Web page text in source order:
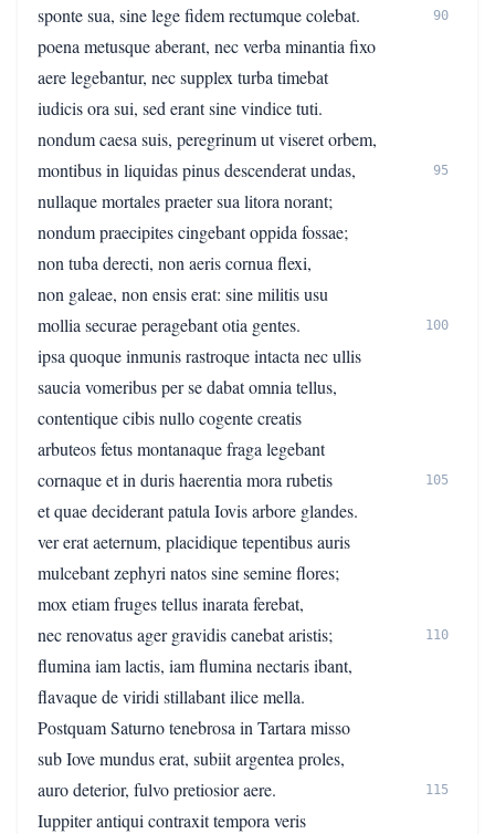
sponte sua, sine lege fidem rectumque colebat.
90
poena metusque aberant, nec verba minantia fixo
aere legebantur, nec supplex turba timebat
iudicis ora sui, sed erant sine vindice tuti.
nondum caesa suis, peregrinum ut viseret orbem,
montibus in liquidas pinus descenderat undas,
95
nullaque mortales praeter sua litora norant;
nondum praecipites cingebant oppida fossae;
non tuba derecti, non aeris cornua flexi,
non galeae, non ensis erat: sine militis usu
mollia securae peragebant otia gentes.
100
ipsa quoque inmunis rastroque intacta nec ullis
saucia vomeribus per se dabat omnia tellus,
contentique cibis nullo cogente creatis
arbuteos fetus montanaque fraga legebant
cornaque et in duris haerentia mora rubetis
105
et quae deciderant patula Iovis arbore glandes.
ver erat aeternum, placidique tepentibus auris
mulcebant zephyri natos sine semine flores;
mox etiam fruges tellus inarata ferebat,
nec renovatus ager gravidis canebat aristis;
110
flumina iam lactis, iam flumina nectaris ibant,
flavaque de viridi stillabant ilice mella.
Postquam Saturno tenebrosa in Tartara misso
sub Iove mundus erat, subiit argentea proles,
auro deterior, fulvo pretiosior aere.
115
Iuppiter antiqui contraxit tempora veris